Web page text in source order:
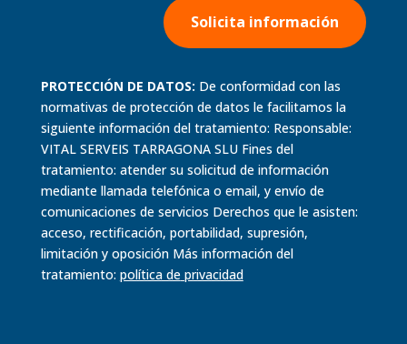
Solicita información
PROTECCIÓN DE DATOS: De conformidad con las
normativas de protección de datos le facilitamos la
siguiente información del tratamiento: Responsable:
VITAL SERVEIS TARRAGONA SLU Fines del
tratamiento: atender su solicitud de información
mediante llamada telefónica o email, y envío de
comunicaciones de servicios Derechos que le asisten:
acceso, rectificación, portabilidad, supresión,
limitación y oposición Más información del
tratamiento: política deprivacidad